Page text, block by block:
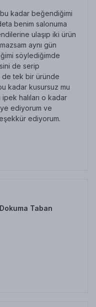
kadar beğendiğimi
benim salonuma
ulaşıp iki ürün
aynı gün
söylediğimde
de serip
tek bir üründe
kadar kusursuz mu
halıları o kadar
ediyorum ve
ediyorum.
Taban